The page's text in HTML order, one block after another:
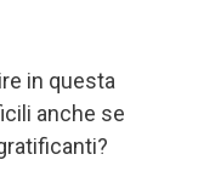
in questa
anche se